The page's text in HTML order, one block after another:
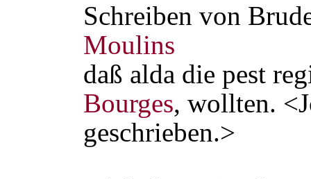
Schreiben von
Moulins
daß alda die pest
Bourges, wollten.
geschrieben.>